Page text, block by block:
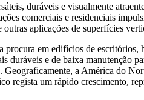
duráveis ​​e visualmente
comerciais e residenciais
aplicações de superfícies
em edifícios de
duráveis ​​e de baixa manutenção
a América do
regista um rápido crescimento,